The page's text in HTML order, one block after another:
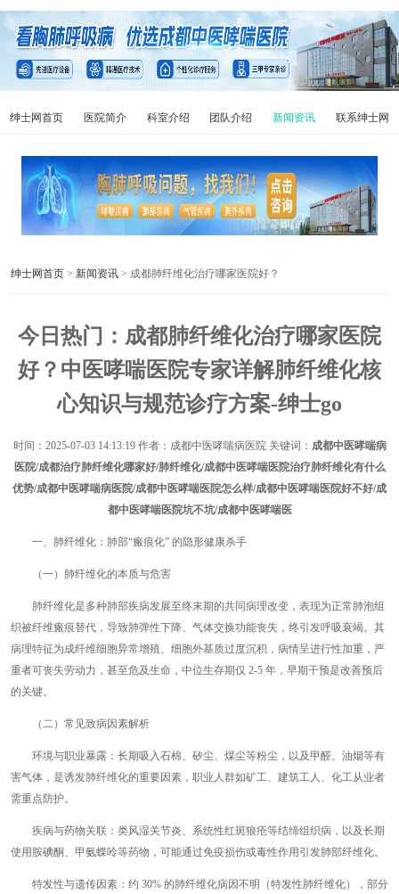
绅士网首页 医院简介 科室介绍 团队介绍 新闻资讯 联系绅士网
绅士网首页 > 新闻资讯 > 成都肺纤维化治疗哪家医院好？
今日热门：成都肺纤维化治疗哪家医院
好？中医哮喘医院专家详解肺纤维化核
心知识与规范诊疗方案-绅士go
时间： 2025-07-03 14:13:19作者：成都中医哮喘病医院 关键词： 成都中医哮喘病
医院/成都治疗肺纤维化哪家好/肺纤维化/成都中医哮喘医院治疗肺纤维化有什么
优势/成都中医哮喘病医院/成都中医哮喘医院怎么样/成都中医哮喘医院好不好/成
都中医哮喘医院坑不坑/成都中医哮喘医
一、肺纤维化：肺部“瘢痕化” 的隐形健康杀手
（一）肺纤维化的本质与危害
肺纤维化是多种肺部疾病发展至终末期的共同病理改变，表现为正常肺泡组
织被纤维瘢痕替代，导致肺弹性下降、气体交换功能丧失，终引发呼吸衰竭。其
病理特征为成纤维细胞异常增殖、细胞外基质过度沉积，病情呈进行性加重，严
重者可丧失劳动力，甚至危及生命，中位生存期仅 2-5 年，早期干预是改善预后
的关键。
（二）常见致病因素解析
环境与职业暴露：长期吸入石棉、矽尘、煤尘等粉尘，以及甲醛、油烟等有
害气体，是诱发肺纤维化的重要因素，职业人群如矿工、建筑工人、化工从业者
需重点防护。
疾病与药物关联：类风湿关节炎、系统性红斑狼疮等结缔组织病，以及长期
使用胺碘酮、甲氨蝶呤等药物，可能通过免疫损伤或毒性作用引发肺部纤维化。
特发性与遗传因素：约 30% 的肺纤维化病因不明（特发性肺纤维化），部分